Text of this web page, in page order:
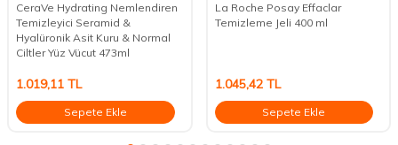
CeraVe Hydrating Nemlendiren
Temizleyici Seramid &
Hyalüronik Asit Kuru & Normal
Ciltler Yüz Vücut 473ml
1.019,11 TL
Sepete Ekle
La Roche Posay Effaclar
Temizleme Jeli 400 ml
1.045,42TL
Sepete Ekle